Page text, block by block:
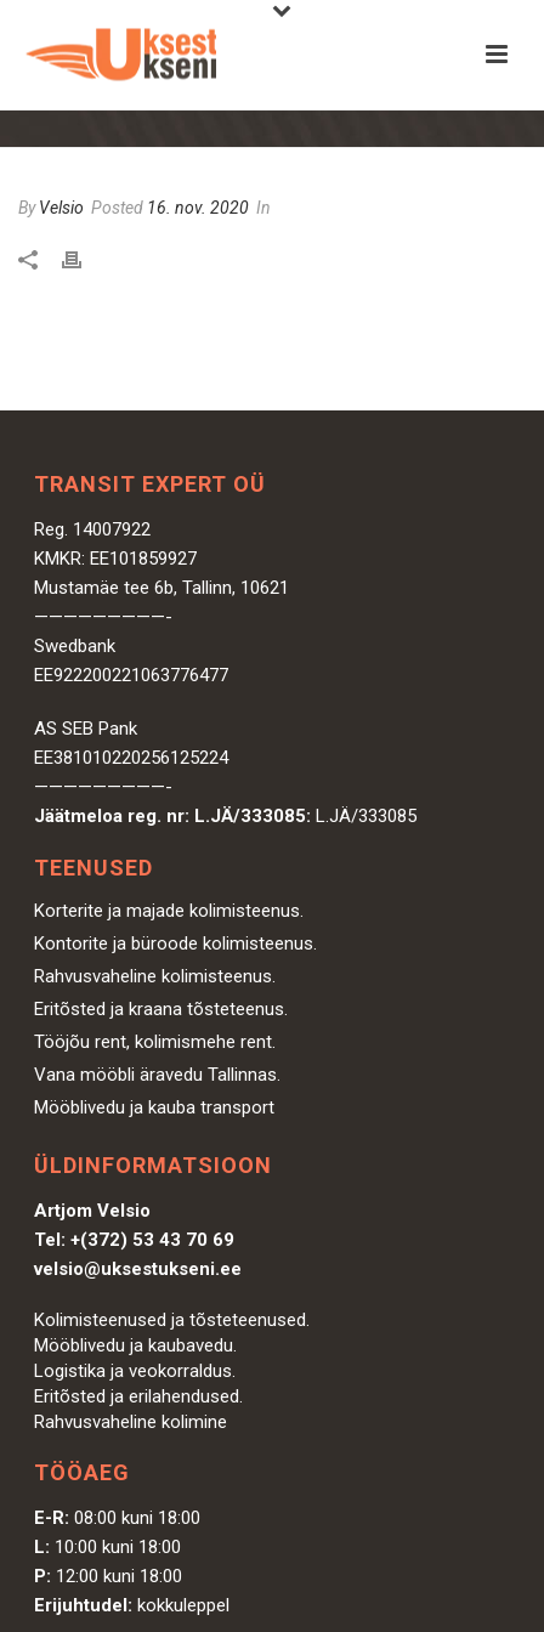
ByVelsio Posted 16. nov. 2020 In
TRANSIT EXPERT OÜ
Reg. 14007922
KMKR: EE101859927
Mustamäe tee 6b, Tallinn, 10621
—————————-
Swedbank
EE922200221063776477
AS SEB Pank
EE381010220256125224
—————————-
Jäätmeloa reg. nr: L.JÄ/333085: L.JÄ/333085
TEENUSED
Korterite ja majade kolimisteenus.
Kontorite ja büroode kolimisteenus.
Rahvusvaheline kolimisteenus.
Eritõsted ja kraana tõsteteenus.
Tööjõu rent, kolimismehe rent.
Vana mööbli äravedu Tallinnas.
Mööblivedu ja kauba transport
ÜLDINFORMATSIOON
Artjom Velsio
Tel:+(372) 53 43 70 69
velsio@uksestukseni.ee
Kolimisteenused ja tõsteteenused.
Mööblivedu ja kaubavedu.
Logistika ja veokorraldus.
Eritõsted ja erilahendused.
Rahvusvaheline kolimine
TÖÖAEG
E-R: 08:00 kuni 18:00
L: 10:00 kuni 18:00
P: 12:00 kuni 18:00
Erijuhtudel: kokkuleppel